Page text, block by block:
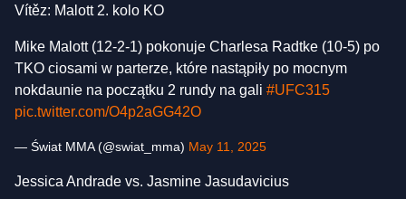
Vítěz: Malott 2. kolo KO
Mike Malott (12-2-1) pokonuje Charlesa Radtke (10-5) po
TKO ciosami w parterze, które nastąpiły po mocnym
nokdaunie na początku 2 rundy na gali #UFC315
pic.twitter.com/O4p2aGG42O
— Świat MMA (@swiat_mma) May 11, 2025
Jessica Andrade vs. Jasmine Jasudavicius